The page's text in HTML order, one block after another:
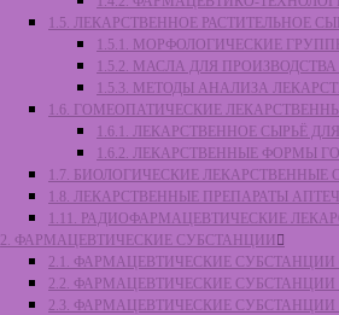
1.5. ЛЕКАРСТВЕННОЕ РАСТИТЕЛЬНОЕ
1.5.1. МОРФОЛОГИЧЕСКИЕ
1.5.2. МАСЛА ДЛЯ
1.5.3. МЕТОДЫ АНАЛИЗА
1.6. ГОМЕОПАТИЧЕСКИЕ
1.6.1. ЛЕКАРСТВЕННОЕ СЫРЬЁ
1.6.2. ЛЕКАРСТВЕННЫЕ ФОРМЫ
1.7. БИОЛОГИЧЕСКИЕ ЛЕКАРСТВЕННЫЕ
1.8. ЛЕКАРСТВЕННЫЕ ПРЕПАРАТЫ
1.11. РАДИОФАРМАЦЕВТИЧЕСКИЕ
2. ФАРМАЦЕВТИЧЕСКИЕ СУБСТАНЦИИ
2.1. ФАРМАЦЕВТИЧЕСКИЕ
2.2. ФАРМАЦЕВТИЧЕСКИЕ
2.3. ФАРМАЦЕВТИЧЕСКИЕ